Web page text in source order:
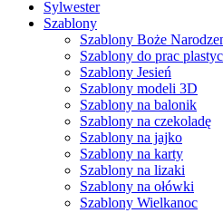
Sylwester
Szablony
Szablony Boże
Szablony do prac
Szablony Jesień
Szablony modeli 3D
Szablony na balonik
Szablony na czekoladę
Szablony na jajko
Szablony na karty
Szablony na lizaki
Szablony na ołówki
Szablony Wielkanoc